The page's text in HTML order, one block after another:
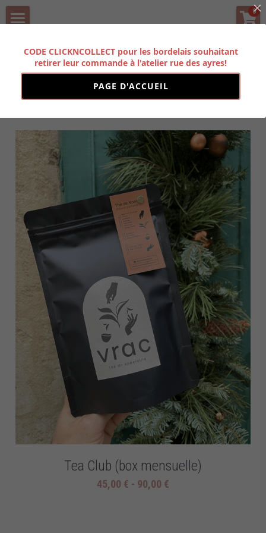
0
HISTOIRE
Rechercher
FORMATION PRO
POWERED BY
Toutes thés verts + oolongs thés noirs
Tea Club (box mensuelle)
45,00 € - 90,00 €
×
LES CATÉGORIES DE LA BOUTIQUE
Toutes les catégories
CODE CLICKNCOLLECT pour les bordelais souhaitant
retirer leur commande à l'atelier rue des ayres!
PAGE D'ACCUEIL